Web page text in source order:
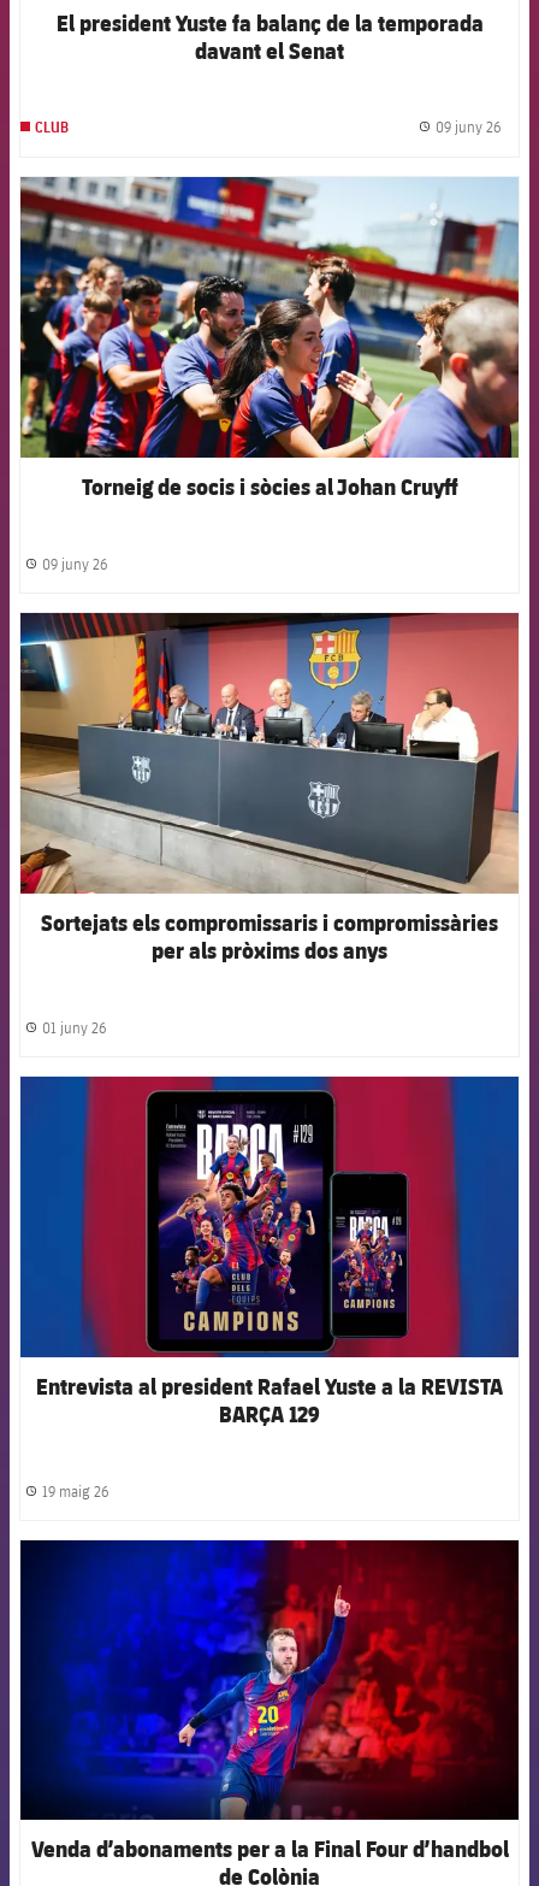
El president Yuste fa balanç de la temporada
davant el Senat
CLUB 09 juny 26
FCB Barcelona badge
Torneig de socis i sòcies al Johan Cruyff
label.share.clock
09 juny 26
FCB Barcelona badge
Sortejats els compromissaris i compromissàries
per als pròxims dos anys
label.share.clock
01 juny 26
FCB Barcelona badge
Entrevista al president Rafael Yuste a la REVISTA
BARÇA 129
label.share.clock
19 maig 26
FCB Barcelona badge
Venda d’abonaments per a la Final Four d’handbol
de Colònia